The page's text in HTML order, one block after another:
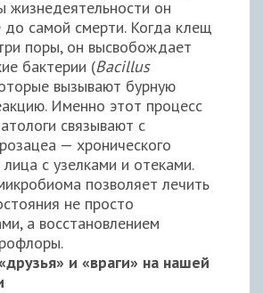
жизнедеятельности он
до самой смерти. Когда клещ
поры, он высвобождает
бактерии (Bacillus
вызывают бурную
Именно этот процесс
связывают с
— хронического
с узелками и отеками.
позволяет лечить
не просто
а восстановлением
и «враги» на нашей